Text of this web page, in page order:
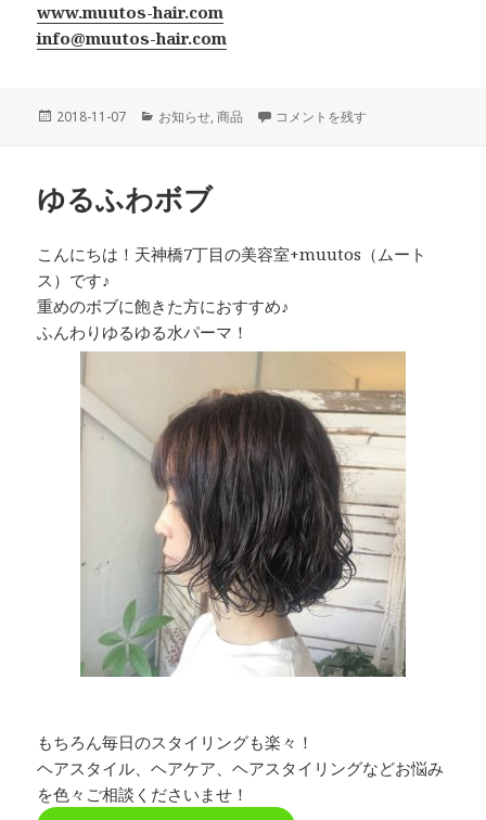
www.muutos-hair.com
info@muutos-hair.com
投
2018-11-07
カ
ー
お知らせ,商品 エルジューダ ポイントケアステッ
コメントを残す
ゆるふわボブ
こんにちは！天神橋7丁目の美容室+muutos（ムート
ス）です♪
重めのボブに飽きた方におすすめ♪
ふんわりゆるゆる水パーマ！
もちろん毎日のスタイリングも楽々！
ヘアスタイル、ヘアケア、ヘアスタイリングなどお悩み
を色々ご相談くださいませ！